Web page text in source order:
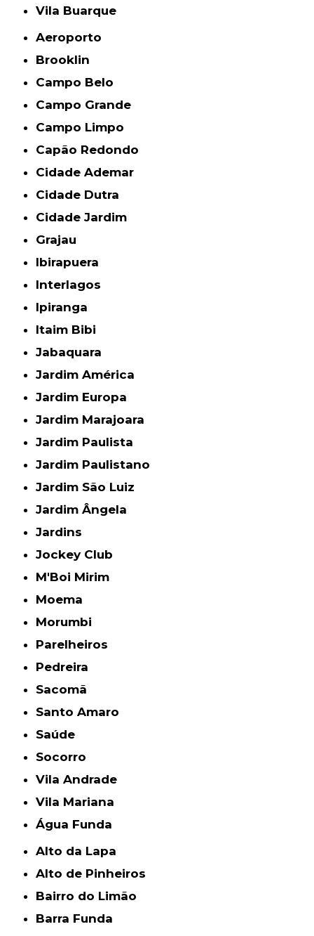
Vila Buarque
Aeroporto
Brooklin
Campo Belo
Campo Grande
Campo Limpo
Capão Redondo
Cidade Ademar
Cidade Dutra
Cidade Jardim
Grajau
Ibirapuera
Interlagos
Ipiranga
Itaim Bibi
Jabaquara
Jardim América
Jardim Europa
Jardim Marajoara
Jardim Paulista
Jardim Paulistano
Jardim São Luiz
Jardim Ângela
Jardins
Jockey Club
M'Boi Mirim
Moema
Morumbi
Parelheiros
Pedreira
Sacomã
Santo Amaro
Saúde
Socorro
Vila Andrade
Vila Mariana
Água Funda
Alto da Lapa
Alto de Pinheiros
Bairro do Limão
Barra Funda